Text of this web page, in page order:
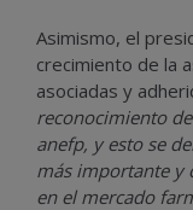
Asimismo, el
crecimiento de la
asociadas y
reconocimiento
anefp, y esto se
más importante y
en el mercado